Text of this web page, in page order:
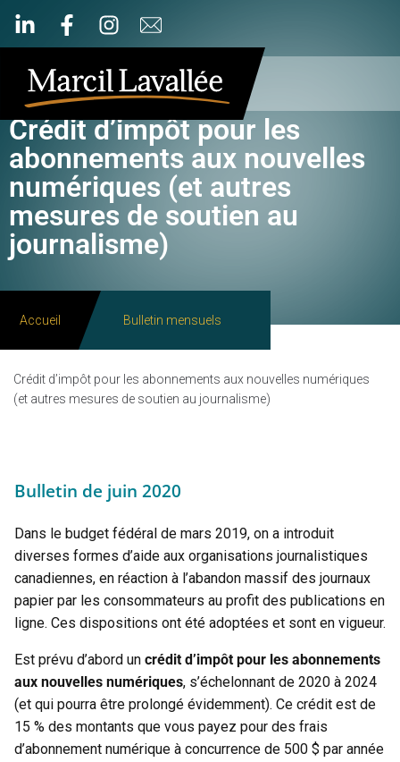
Crédit d’impôt pour les
abonnements aux nouvelles
numériques (et autres
mesures de soutien au
journalisme)
Accueil Bulletin mensuels
Crédit d’impôt pour les abonnements aux nouvelles numériques
(et autres mesures de soutien au journalisme)
Bulletin de juin 2020
Dans le budget fédéral de mars 2019, on a introduit
diverses formes d’aide aux organisations journalistiques
canadiennes, en réaction à l’abandon massif des journaux
papier par les consommateurs au profit des publications en
ligne. Ces dispositions ont été adoptées et sont en vigueur.
Est prévu d’abord un crédit d’impôt pour les abonnements
aux nouvelles numériques, s’échelonnant de 2020 à 2024
(et qui pourra être prolongé évidemment). Ce crédit est de
15 % des montants que vous payez pour des frais
d’abonnement numérique à concurrence de 500 $ par année